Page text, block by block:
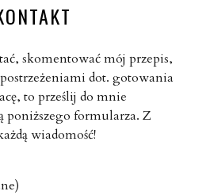
skomentować mój przepis,
dot. gotowania
to prześlij do mnie
poniższego formularza. Z
wiadomość!